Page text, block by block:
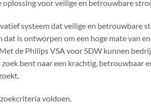
oplossing voor veilige en betrouwbare
systeem dat veilige en betrouwbare
dat is ontworpen om een hoge mate van
de Philips VSA voor SDW kunnen
bent naar een krachtig, betrouwbaar
voldoen.